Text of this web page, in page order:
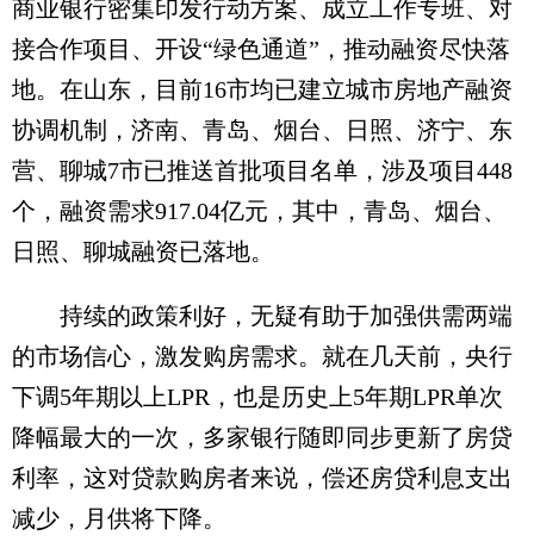
商业银行密集印发行动方案、成立工作专班、对
接合作项目、开设“绿色通道”，推动融资尽快落
地。在山东，目前16市均已建立城市房地产融资
协调机制，济南、青岛、烟台、日照、济宁、东
营、聊城7市已推送首批项目名单，涉及项目448
个，融资需求917.04亿元，其中，青岛、烟台、
日照、聊城融资已落地。
持续的政策利好，无疑有助于加强供需两端
的市场信心，激发购房需求。就在几天前，央行
下调5年期以上LPR，也是历史上5年期LPR单次
降幅最大的一次，多家银行随即同步更新了房贷
利率，这对贷款购房者来说，偿还房贷利息支出
减少，月供将下降。